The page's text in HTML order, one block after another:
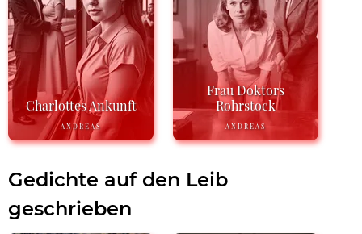
Charlottes Ankunft
ANDREAS
Frau Doktors
Rohrstock
ANDREAS
Gedichte auf den Leib
geschrieben